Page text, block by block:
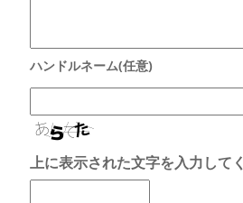
上に表示された文字を入力して